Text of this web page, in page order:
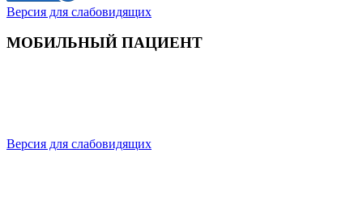
Версия для слабовидящих
МОБИЛЬНЫЙ ПАЦИЕНТ
Версия для слабовидящих